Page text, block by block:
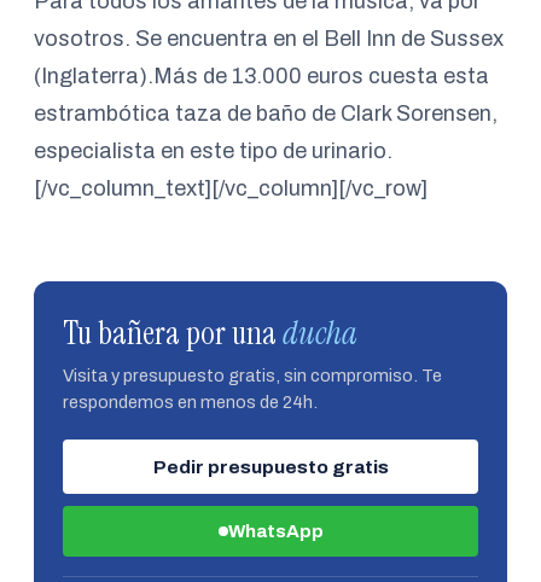
vosotros. Se encuentra en el Bell Inn de Sussex
(Inglaterra).Más de 13.000 euros cuesta esta
estrambótica taza de baño de Clark Sorensen,
especialista en este tipo de urinario.
[/vc_column_text][/vc_column][/vc_row]
Tu bañera por unaducha
Visita y presupuesto gratis, sin compromiso. Te
respondemos en menos de 24h.
Pedir presupuesto gratis
WhatsApp